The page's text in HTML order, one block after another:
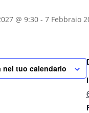
@ 9:30 - 7 Febbraio
nel tuo calendario